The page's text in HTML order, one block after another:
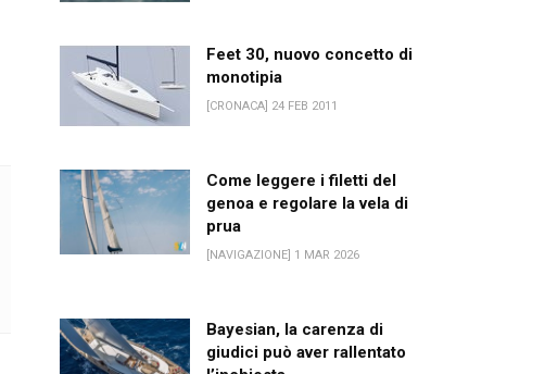
Feet 30, nuovo concetto di
monotipia
[CRONACA] 24 FEB 2011
Come leggere i filetti del
genoa e regolare la vela di
prua
[NAVIGAZIONE] 1 MAR 2026
Bayesian, la carenza di
giudici può aver rallentato